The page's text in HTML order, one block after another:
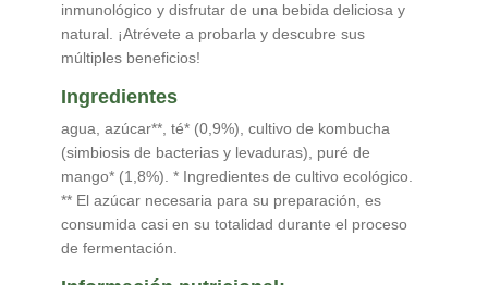
inmunológico y disfrutar de una bebida deliciosa y
natural. ¡Atrévete a probarla y descubre sus
múltiples beneficios!
Ingredientes
agua, azúcar**, té* (0,9%), cultivo de kombucha
(simbiosis de bacterias y levaduras), puré de
mango* (1,8%). * Ingredientes de cultivo ecológico.
** El azúcar necesaria para su preparación, es
consumida casi en su totalidad durante el proceso
de fermentación.